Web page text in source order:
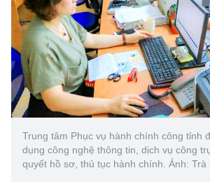
Vietnamese
BỘ KHOA HỌC VÀ CÔNG
MINISTRY OF SCIENCE AND
Điều khoản sử dụng Theo dõi MST:
Cơ quan chủ quản: Bộ Khoa học và Công
Trung tâm Phục vụ hành chính công tỉnh
dụng công nghệ thông tin, dịch vụ công
quyết hồ sơ, thủ tục hành chính. Ảnh: Trà